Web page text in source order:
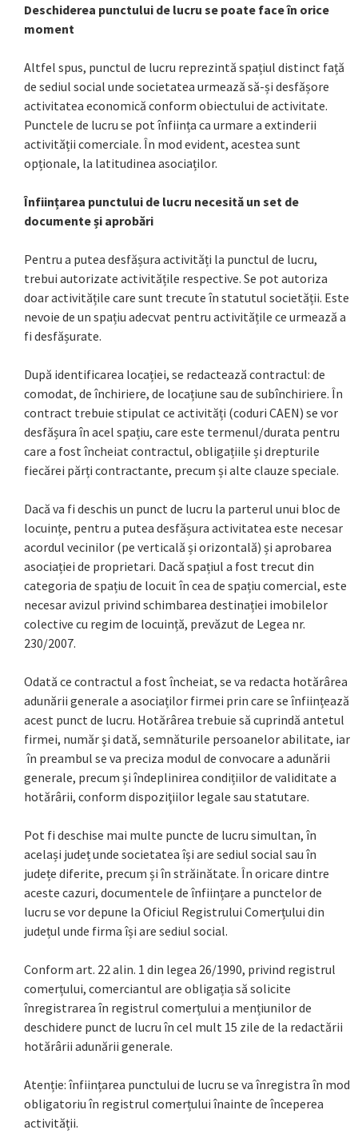
Deschiderea punctului de lucru se poate face în orice
moment
Altfel spus, punctul de lucru reprezintă spațiul distinct față
de sediul social unde societatea urmează să-și desfășore
activitatea economică conform obiectului de activitate.
Punctele de lucru se pot înființa ca urmare a extinderii
activității comerciale. În mod evident, acestea sunt
opționale, la latitudinea asociaților.
Înființarea punctului de lucru necesită un set de
documente și aprobări
Pentru a putea desfășura activități la punctul de lucru,
trebui autorizate activitățile respective. Se pot autoriza
doar activitățile care sunt trecute în statutul societății. Este
nevoie de un spațiu adecvat pentru activitățile ce urmează a
fi desfășurate.
După identificarea locației, se redactează contractul: de
comodat, de închiriere, de locațiune sau de subînchiriere. În
contract trebuie stipulat ce activități (coduri CAEN) se vor
desfășura în acel spațiu, care este termenul/durata pentru
care a fost încheiat contractul, obligațiile și drepturile
fiecărei părți contractante, precum și alte clauze speciale.
Dacă va fi deschis un punct de lucru la parterul unui bloc de
locuințe, pentru a putea desfășura activitatea este necesar
acordul vecinilor (pe verticală și orizontală) și aprobarea
asociației de proprietari. Dacă spațiul a fost trecut din
categoria de spațiu de locuit în cea de spațiu comercial, este
necesar avizul privind schimbarea destinației imobilelor
colective cu regim de locuință, prevăzut de Legea nr.
230/2007.
Odată ce contractul a fost încheiat, se va redacta hotărârea
adunării generale a asociaților firmei prin care se înființează
acest punct de lucru. Hotărârea trebuie să cuprindă antetul
firmei, număr şi dată, semnăturile persoanelor abilitate, iar
în preambul se va preciza modul de convocare a adunării
generale, precum și îndeplinirea condițiilor de validitate a
hotărârii, conform dispoziţiilor legale sau statutare.
Pot fi deschise mai multe puncte de lucru simultan, în
același județ unde societatea își are sediul social sau în
județe diferite, precum și în străinătate. În oricare dintre
aceste cazuri, documentele de înființare a punctelor de
lucru se vor depune la Oficiul Registrului Comerțului din
județul unde firma își are sediul social.
Conform art. 22 alin. 1 din legea 26/1990, privind registrul
comerțului, comerciantul are obligația să solicite
înregistrarea în registrul comerțului a mențiunilor de
deschidere punct de lucru în cel mult 15 zile de la redactării
hotărârii adunării generale.
Atenție: înființarea punctului de lucru se va înregistra în mod
obligatoriu în registrul comerțului înainte de începerea
activității.